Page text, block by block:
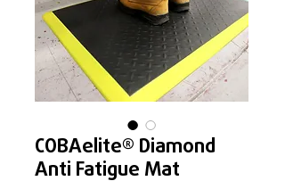
COBAelite® Diamond
Anti Fatigue Mat